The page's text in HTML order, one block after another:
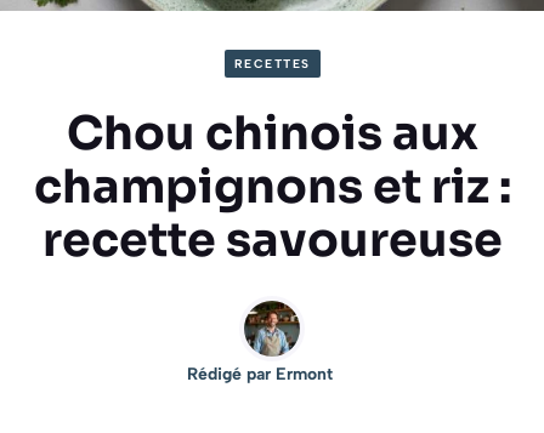
RECETTES
Chou chinois aux
champignons et riz :
recette savoureuse
Rédigé par Ermont